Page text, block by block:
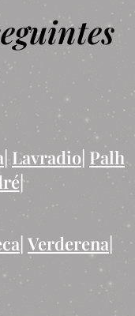
|Lavradio| Palh
|
| Verderena|